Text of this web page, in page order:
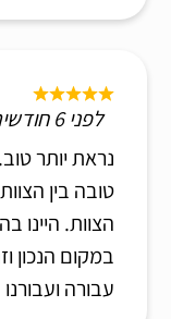
לפני 6 חודשים
נראת יותר
טובה בין
הצוות.
במקום הנכון
עבורה ועבורנו